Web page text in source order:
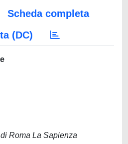
Scheda completa
(DC)
Roma La Sapienza